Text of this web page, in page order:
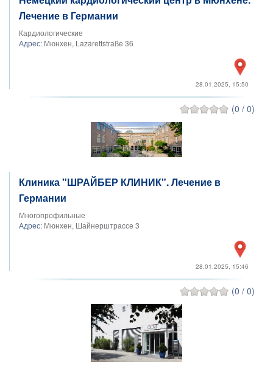
Лечение в Германии
Кардиологические
Адрес: Мюнхен, Lazarettstraße 36
28.01.2025, 15:50
(0 / 0)
Клиника "ШРАЙБЕР КЛИНИК". Лечение в
Германии
Многопрофильные
Адрес: Мюнхен, Шайнерштрассе 3
28.01.2025, 15:46
(0 / 0)